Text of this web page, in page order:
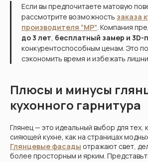
Если вы предпочитаете матовую
рассмотрите возможность заказа
производителя “МР”. Компания
до 3 лет, бесплатный замер и 3D-
конкурентоспособным ценам. Это
сэкономить время и избежать
Плюсы и минусы
кухонного гарнитура
Глянец — это идеальный выбор для тех,
сияющей кухне, как на страницах
Глянцевые фасады отражают свет,
более просторным и ярким.